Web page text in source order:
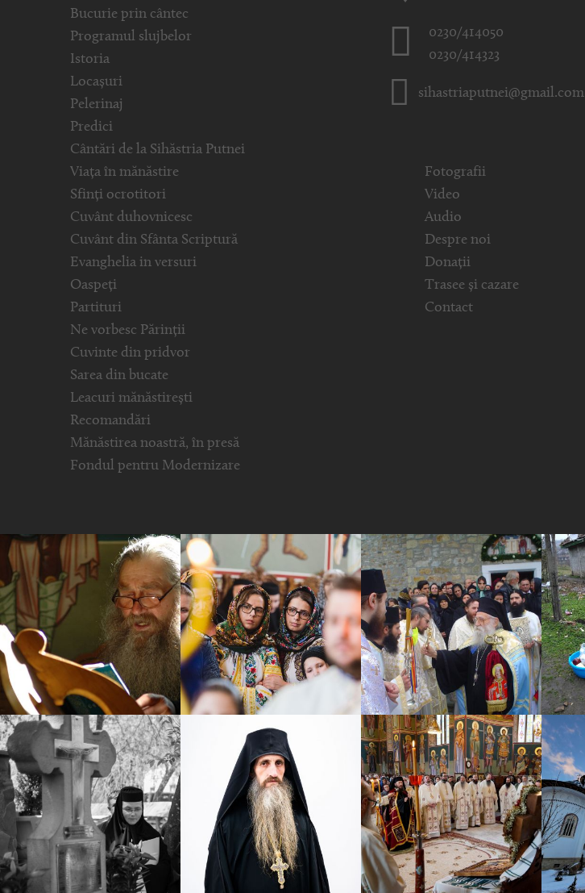
Bucurie prin cântec
Programul slujbelor
Istoria
Locașuri
Pelerinaj
Predici
Cântări de la Sihăstria Putnei
Viața în mănăstire
Sfinți ocrotitori
Cuvânt duhovnicesc
Cuvânt din Sfânta Scriptură
Evanghelia in versuri
Oaspeți
Partituri
Ne vorbesc Părinții
Cuvinte din pridvor
Sarea din bucate
Leacuri mănăstirești
Recomandări
Mănăstirea noastră, în presă
Fondul pentru Modernizare
0230/414050
0230/414323
sihastriaputnei@gmail.com
Fotografii
Video
Audio
Despre noi
Donații
Trasee și cazare
Contact